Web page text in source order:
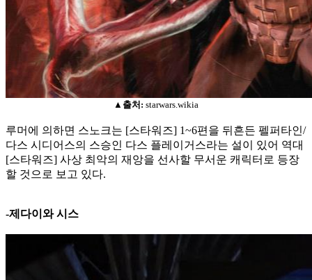
▲출처: starwars.wikia
루머에 의하면 스노크는 [스타워즈] 1~6편을 뒤흔든 펠퍼타인/
다스 시디어스의 스승인 다스 플레이거스라는 설이 있어 역대
[스타워즈] 사상 최악의 재앙을 선사할 무서운 캐릭터로 등장
할 것으로 보고 있다.
-제다이와 시스